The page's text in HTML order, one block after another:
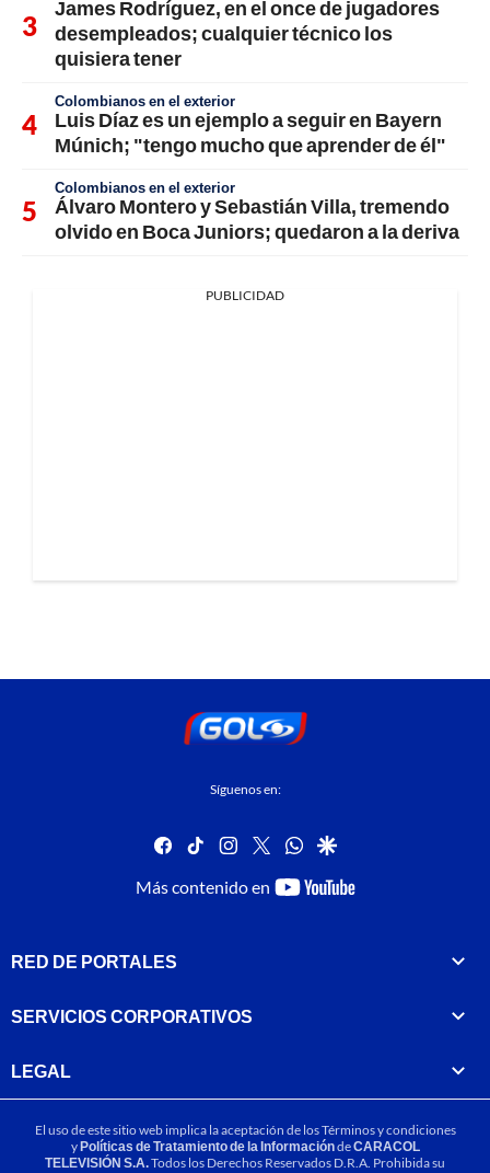
James Rodríguez, en el once de jugadores
desempleados; cualquier técnico los
quisiera tener
Colombianos en el exterior
Luis Díaz es un ejemplo a seguir en Bayern
Múnich; "tengo mucho que aprender de él"
Colombianos en el exterior
Álvaro Montero y Sebastián Villa, tremendo
olvido en Boca Juniors; quedaron a la deriva
PUBLICIDAD
Síguenos en:
facebook
tiktok instagram
twitterwhatsapp
google
Más contenido en
youtube-
RED DE PORTALES
SERVICIOS CORPORATIVOS
LEGAL
El uso de este sitio web implica la aceptación de losTérminos y condiciones
yPolíticas de Tratamiento de la InformacióndeCARACOL
TELEVISIÓN S.A.Todos los Derechos Reservados D.R.A. Prohibida su